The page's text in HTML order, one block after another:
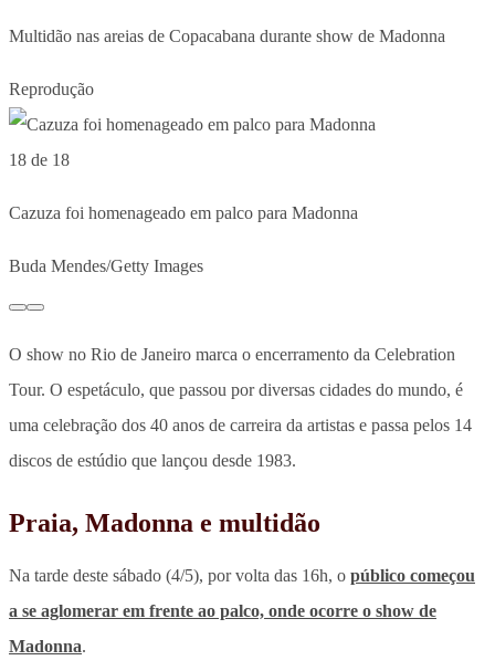
Multidão nas areias de Copacabana durante show de Madonna
Reprodução
18 de 18
Cazuza foi homenageado em palco para Madonna
Buda Mendes/Getty Images
O show no Rio de Janeiro marca o encerramento da Celebration
Tour. O espetáculo, que passou por diversas cidades do mundo, é
uma celebração dos 40 anos de carreira da artistas e passa pelos 14
discos de estúdio que lançou desde 1983.
Praia, Madonna e multidão
Na tarde deste sábado (4/5), por volta das 16h, o público começou
a se aglomerar em frente ao palco, onde ocorre o show de
Madonna.